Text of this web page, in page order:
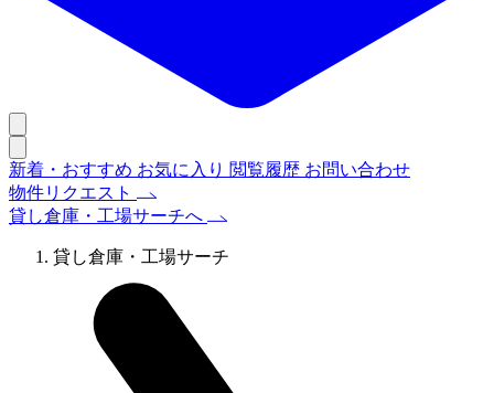
新着・おすすめ お気に入り 閲覧履歴 お問い合わせ
物件リクエスト
貸し倉庫・工場サーチへ
貸し倉庫・工場サーチ